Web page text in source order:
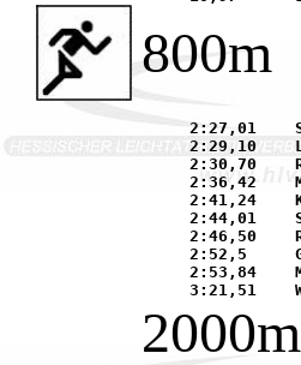
800m
     2:27,01	Steckelberg, Anna-Lena	85	TGS Offenbach-Bieber		11.09.	Schlüchtern
     2:29,10	Leschert, Nicole	85	TG 1837 Hanau			12.06.	Fulda
     2:30,70	Roth, Daniela		85	TGS Niederrodenbach		11.09.	Schlüchtern
     2:36,42	Maul, Martina		85	Offenbacher LC			12.06.	Fulda
     2:41,24	Karl, Helena		85	SSC Hanau-Rodenbach		11.09.	Schlüchtern
     2:44,01	Schneider, Simone	85	TG 1837 Hanau			16.05.	Niederrodenbach
     2:46,50	Reheis, Corinne		85	LAZ Mühlheim			02.05.	Obertshausen
     2:52,5	Ganss, Stephanie	85	TGS Offenbach-Bieber		06.06.	Offenbach
     2:53,84	Müller, Sabrina		85	SV Weiskirchen			12.09.	Egelsbach
2000m